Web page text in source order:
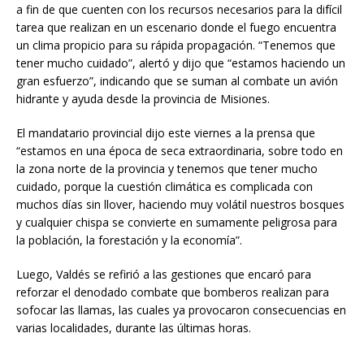
a fin de que cuenten con los recursos necesarios para la difícil
tarea que realizan en un escenario donde el fuego encuentra
un clima propicio para su rápida propagación. “Tenemos que
tener mucho cuidado”, alertó y dijo que “estamos haciendo un
gran esfuerzo”, indicando que se suman al combate un avión
hidrante y ayuda desde la provincia de Misiones.
El mandatario provincial dijo este viernes a la prensa que
“estamos en una época de seca extraordinaria, sobre todo en
la zona norte de la provincia y tenemos que tener mucho
cuidado, porque la cuestión climática es complicada con
muchos días sin llover, haciendo muy volátil nuestros bosques
y cualquier chispa se convierte en sumamente peligrosa para
la población, la forestación y la economía”.
Luego, Valdés se refirió a las gestiones que encaró para
reforzar el denodado combate que bomberos realizan para
sofocar las llamas, las cuales ya provocaron consecuencias en
varias localidades, durante las últimas horas.